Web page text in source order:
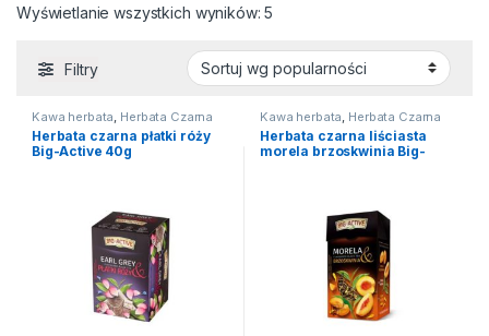
Wyświetlanie wszystkich wyników: 5
Filtry
Kawa herbata Herbata Czarna
Herbata czarna płatki róży
Big-Active 40g
Kawa herbata Herbata Czarna
Herbata czarna liściasta
morela brzoskwinia Big-